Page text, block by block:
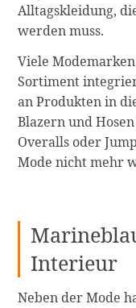
Alltagskleidung,
werden muss.
Viele
Sortiment
an Produkten in
Blazern und
Overalls oder
Mode nicht mehr
Interieur
Neben der Mode